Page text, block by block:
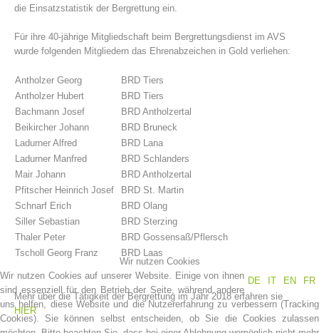
Einsätze
die Einsatzstatistik der Bergrettung ein.
Für ihre 40-jährige Mitgliedschaft beim Bergrettungsdienst im AVS
wurde folgenden Mitgliedern das Ehrenabzeichen in Gold verliehen:
Antholzer Georg
BRD Tiers
Antholzer Hubert
BRD Tiers
Bachmann Josef
BRD Antholzertal
Beikircher Johann
BRD Bruneck
Ladurner Alfred
BRD Lana
Ladurner Manfred
BRD Schlanders
Mair Johann
BRD Antholzertal
Pfitscher Heinrich Josef
BRD St. Martin
Schnarf Erich
BRD Olang
Siller Sebastian
BRD Sterzing
Thaler Peter
BRD Gossensaß/Pflersch
Tscholl Georg Franz
BRD Laas
Mehr über die Tätigkeit der Bergrettung im Jahr 2018 erfahren sie
HIER
Wir nutzen Cookies
DE
IT EN FR
Wir nutzen Cookies auf unserer Website. Einige von ihnen
sind essenziell für den Betrieb der Seite, während andere
uns helfen, diese Website und die Nutzererfahrung zu verbessern (Tracking
Cookies). Sie können selbst entscheiden, ob Sie die Cookies zulassen